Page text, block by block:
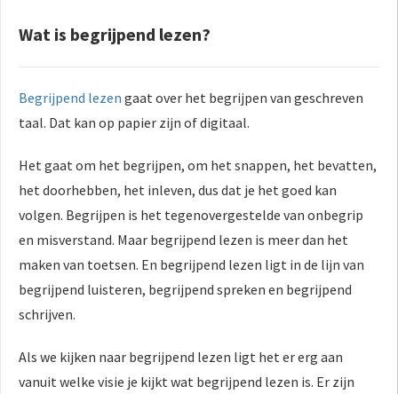
Wat is begrijpend lezen?
Begrijpend lezen gaat over het begrijpen van geschreven
taal. Dat kan op papier zijn of digitaal.
Het gaat om het begrijpen, om het snappen, het bevatten,
het doorhebben, het inleven, dus dat je het goed kan
volgen. Begrijpen is het tegenovergestelde van onbegrip
en misverstand. Maar begrijpend lezen is meer dan het
maken van toetsen. En begrijpend lezen ligt in de lijn van
begrijpend luisteren, begrijpend spreken en begrijpend
schrijven.
Als we kijken naar begrijpend lezen ligt het er erg aan
vanuit welke visie je kijkt wat begrijpend lezen is. Er zijn
om
over
van
te
de
Hierdoor